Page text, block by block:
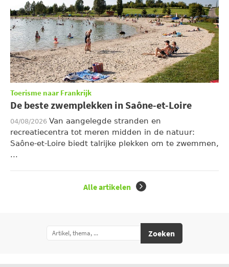
Toerisme naar Frankrijk
De beste zwemplekken in Saône-et-Loire
04/08/2026 Van aangelegde stranden en
recreatiecentra tot meren midden in de natuur:
Saône-et-Loire biedt talrijke plekken om te zwemmen,
...
Alle artikelen
Zoeken